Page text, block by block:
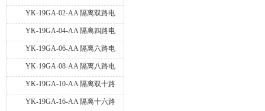
YK-19GA-02-AA 隔离双路电
流巡检仪
YK-19GA-04-AA 隔离四路电
流巡检仪
YK-19GA-06-AA 隔离六路电
流巡检仪
YK-19GA-08-AA 隔离八路电
流巡检仪
YK-19GA-10-AA 隔离双十路
电流巡检仪
YK-19GA-16-AA 隔离十六路